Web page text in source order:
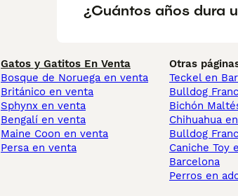
¿Cuántos años dura
Gatos y Gatitos En Venta
Bosque de Noruega en venta
Británico en venta
Sphynx en venta
Bengalí en venta
Maine Coon en venta
Persa en venta
Otras
Teckel en
Bulldog
Bichón
Chihuahua
Bulldog
Caniche Toy
Barcelona
Perros en